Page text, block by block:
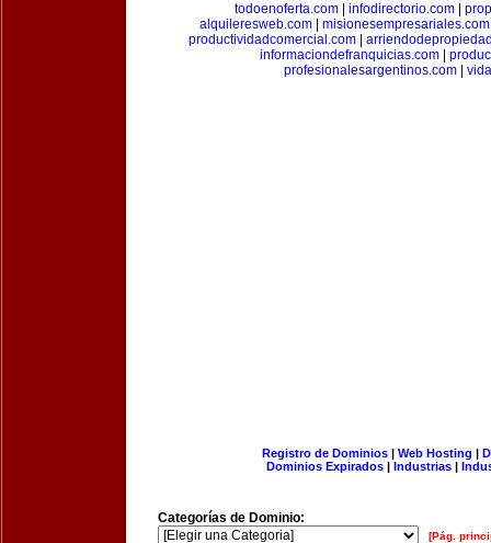
todoenoferta.com
infodirectorio.com
alquileresweb.com
misionesempresariales.com
productividadcomercial.com
informaciondefranquicias.com
profesionalesargentinos.com|
Registro de Dominios| Web Hosting |
Dominios Expirados | Industrias |
Categorías de Dominio:
[Pág.